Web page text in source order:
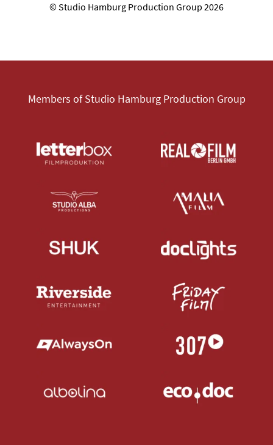
© Studio Hamburg Production Group 2026
Members of Studio Hamburg Production Group